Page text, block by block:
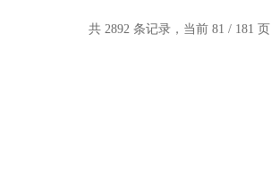
共 2892 条记录，当前 81 / 181 页